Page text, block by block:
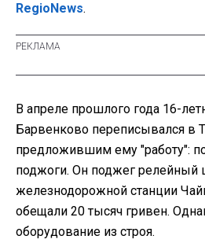
RegioNews.
В апреле прошлого года 16-
Барвенково переписывался в
предложившим ему "работу":
поджоги. Он поджег релейный
железнодорожной станции
обещали 20 тысяч гривен.
оборудование из строя.